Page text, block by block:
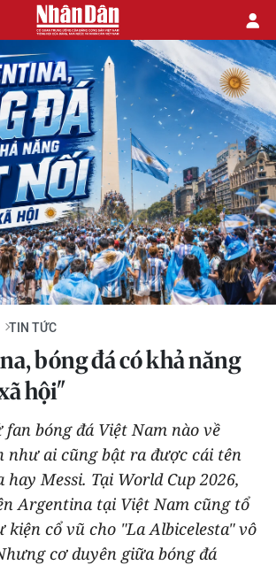
TIN TỨC
bóng đá có khả năng
hội"
bóng đá Việt Nam nào về
như ai cũng bật ra được cái tên
Messi. Tại World Cup 2026,
Argentina tại Việt Nam cũng tổ
kiện cổ vũ cho "La Albicelesta" vô
cơ duyên giữa bóng đá